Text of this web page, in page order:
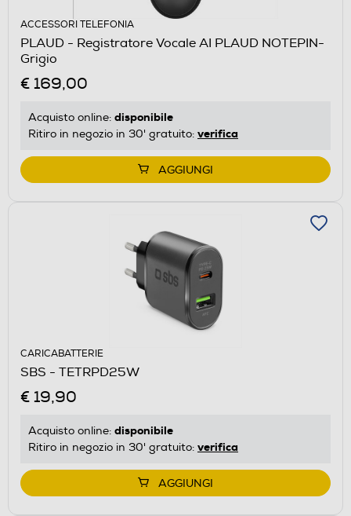
ACCESSORI TELEFONIA
PLAUD - Registratore Vocale AI PLAUD NOTEPIN-
Grigio
€ 169,00
Acquisto online: disponibile
Ritiro in negozio in 30' gratuito: verifica
AGGIUNGI
CARICABATTERIE
SBS - TETRPD25W
€ 19,90
Acquisto online: disponibile
Ritiro in negozio in 30' gratuito: verifica
AGGIUNGI